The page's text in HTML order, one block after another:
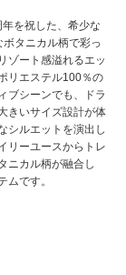
を祝した、希少な
タニカル柄で彩っ
ゾート感溢れるエッ
リエステル100％の
ブシーンでも、ドラ
きいサイズ設計が体
シルエットを演出し
リーユースからトレ
ニカル柄が融合し
です。